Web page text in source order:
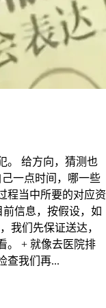
。 给方向，猜测也
一点时间，哪一些
程当中所要的对应资
信息，按假设，如
我们先保证送达，
。 + 就像去医院排
查我们再...